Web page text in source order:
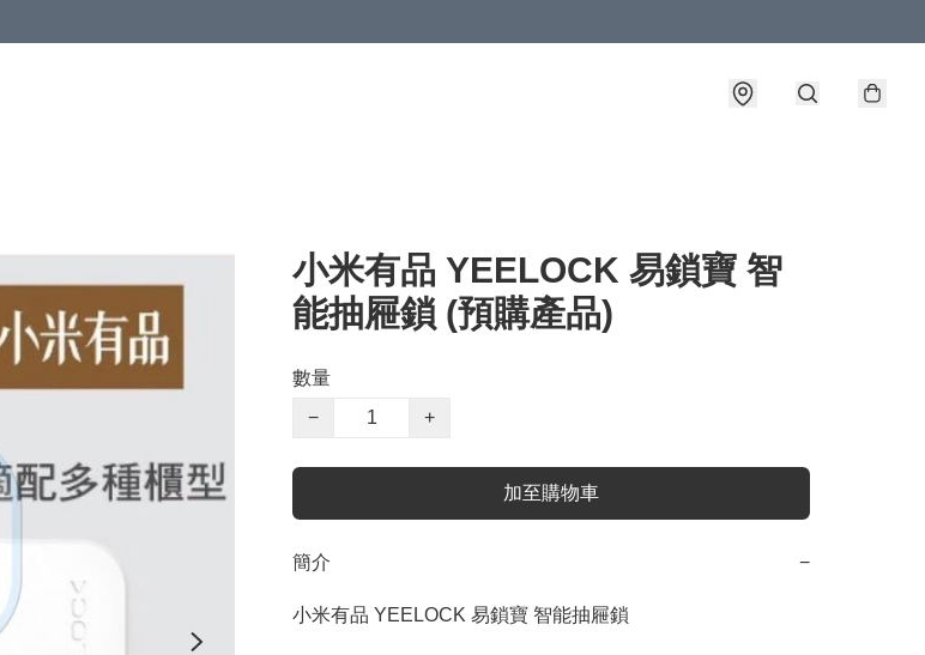
小米有品 YEELOCK 易鎖寶 智
能抽屜鎖 (預購產品)
數量
−
+
加至購物車
簡介 −
小米有品 YEELOCK 易鎖寶 智能抽屜鎖